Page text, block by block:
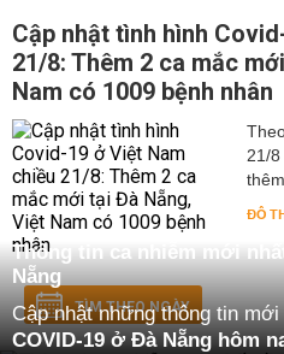
Cập nhật tình hình
21/8: Thêm 2 ca mắc
Nam có 1009 bệnh nhân
21/
ĐÔ
TÌM THEO NGÀY
Thông tin ca nhiễm mới
Nẵng
Cập nhật những thông tin
COVID-19 ở Đà Nẵng hôm